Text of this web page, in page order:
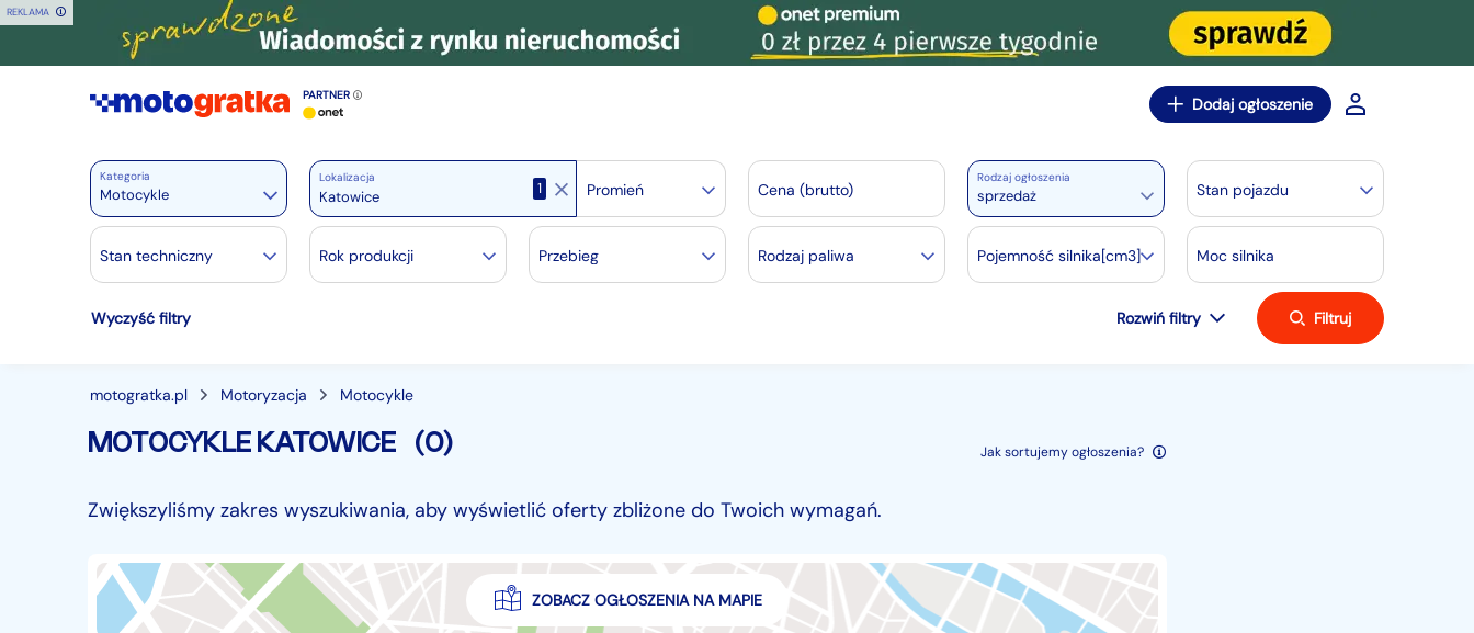
REKLAMA
PARTNER Dodaj ogłoszenie
Kategoria
Motocykle
Motoryzacja
Osobowe
Dostawcze 3541
Autobusy
Przyczepy i naczepy 427
Części motocyklowe 1
Pojazdy specjalistyczne
Lokalizacja
1 Promień Cena (brutto)
Rodzaj ogłoszenia
sprzedaż Stan pojazdu
Stan techniczny Rok produkcji Przebieg Rodzaj paliwa Pojemność silnika[cm3] Moc silnika
Wyczyść filtry Rozwiń filtry Filtruj
motogratka.pl Motoryzacja Motocykle
MOTOCYKLE KATOWICE (0) Jak sortujemy ogłoszenia?
Zwiększyliśmy zakres wyszukiwania, aby wyświetlić oferty zbliżone do Twoich wymagań.
ZOBACZ OGŁOSZENIA NA MAPIE